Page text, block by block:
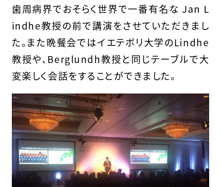
歯周病界でおそらく世界で一番有名な Jan L
indhe教授の前で講演をさせていただきまし
た。また晩餐会ではイエテボリ大学のLindhe
教授や、Berglundh教授と同じテーブルで大
変楽しく会話をすることができました。